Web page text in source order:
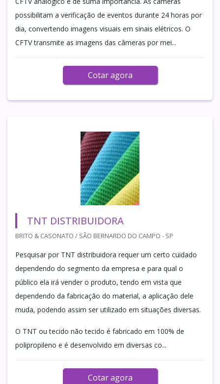
possibilitam a verificação de eventos durante 24 horas por
dia, convertendo imagens visuais em sinais elétricos. O
CFTV transmite as imagens das câmeras por mei...
Cotar agora
TNT DISTRIBUIDORA
BRITO & CASONATO / SÃO BERNARDO DO CAMPO - SP
Pesquisar por TNT distribuidora requer um certo cuidado
dependendo do segmento da empresa e para qual o
público ela irá vender o produto, tendo em vista que
dependendo da fabricação do material, a aplicação dele
muda, podendo assim ser utilizado em situações diversas.
O TNT ou tecido não tecido é fabricado em 100% de
polipropileno e é desenvolvido em diversas co...
Cotar agora